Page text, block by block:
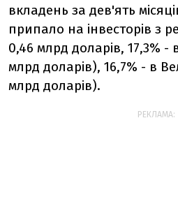
вкладень за дев'ять
припало на інвесторів з
0,46 млрд доларів, 17,3% -
млрд доларів), 16,7% - в
млрд доларів).
РЕКЛАМА: